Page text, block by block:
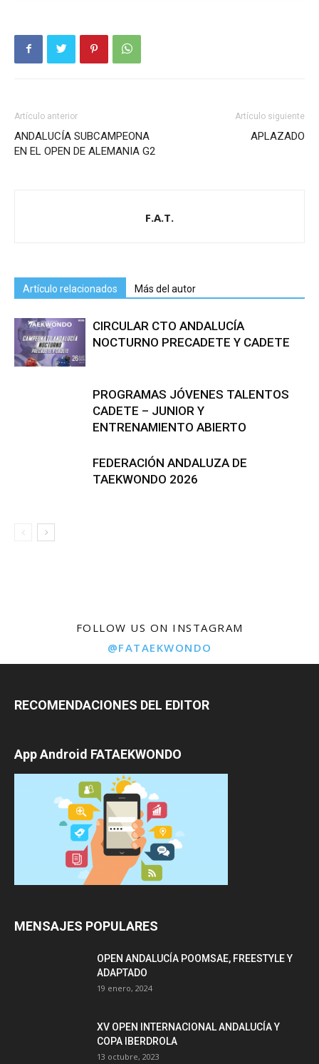
Artículo anterior
ANDALUCÍA SUBCAMPEONA
EN EL OPEN DE ALEMANIA G2
Artículo siguiente
APLAZADO
F.A.T.
Artículo relacionados Más del autor
CIRCULAR CTO ANDALUCÍA
NOCTURNO PRECADETE Y CADETE
PROGRAMAS JÓVENES TALENTOS
CADETE – JUNIOR Y
ENTRENAMIENTO ABIERTO
FEDERACIÓN ANDALUZA DE
TAEKWONDO 2026
FOLLOW US ON INSTAGRAM
@FATAEKWONDO
RECOMENDACIONES DEL EDITOR
App Android FATAEKWONDO
MENSAJES POPULARES
OPEN ANDALUCÍA POOMSAE, FREESTYLE Y
ADAPTADO
19 enero, 2024
XV OPEN INTERNACIONAL ANDALUCÍA Y
COPA IBERDROLA
13 octubre, 2023